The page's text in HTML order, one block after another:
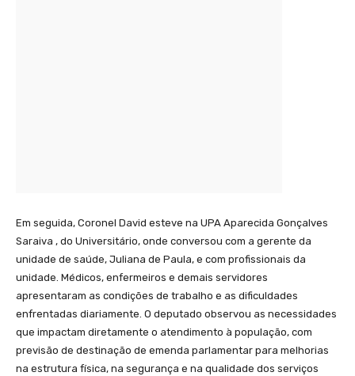
Em seguida, Coronel David esteve na UPA Aparecida Gonçalves
Saraiva , do Universitário, onde conversou com a gerente da
unidade de saúde, Juliana de Paula, e com profissionais da
unidade. Médicos, enfermeiros e demais servidores
apresentaram as condições de trabalho e as dificuldades
enfrentadas diariamente. O deputado observou as necessidades
que impactam diretamente o atendimento à população, com
previsão de destinação de emenda parlamentar para melhorias
na estrutura física, na segurança e na qualidade dos serviços